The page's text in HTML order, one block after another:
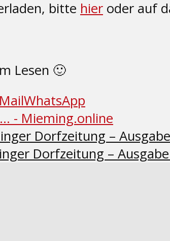
bitte hier oder auf
Lesen 🙂
WhatsApp
Dorfzeitung –
Dorfzeitung –